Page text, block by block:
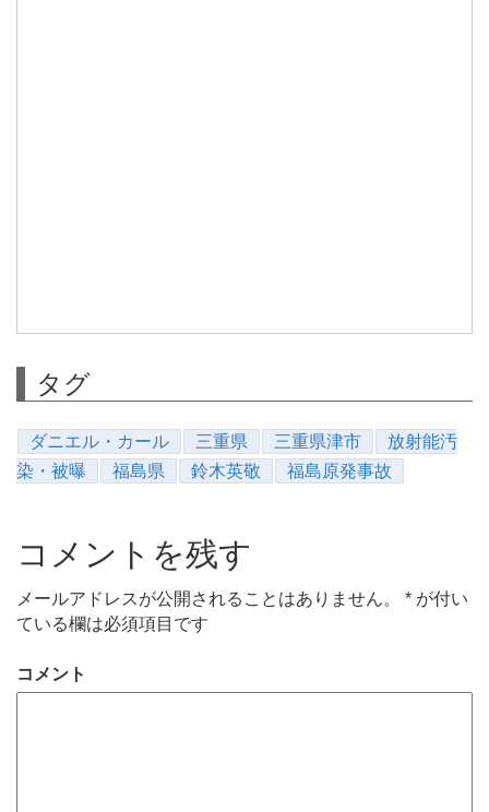
タグ
ダニエル・カール 三重県 三重県津市
放射能汚
染・被曝
福島県 鈴木英敬 福島原発事故
コメントを残す
メールアドレスが公開されることはありません。 * が付い
ている欄は必須項目です
コメント